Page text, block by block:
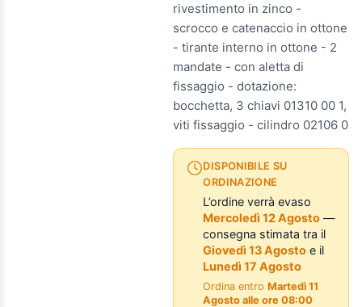
rivestimento in zinco -
scrocco e catenaccio in ottone
- tirante interno in ottone - 2
mandate - con aletta di
fissaggio - dotazione:
bocchetta, 3 chiavi 01310 00 1,
viti fissaggio - cilindro 02106 0
DISPONIBILE SU
ORDINAZIONE
L’ordine verrà evaso
Mercoledì 12 Agosto —
consegna stimata tra il
Giovedì 13 Agosto e il
Lunedì 17 Agosto
Ordina entroMartedì 11
Agosto alle ore 08:00